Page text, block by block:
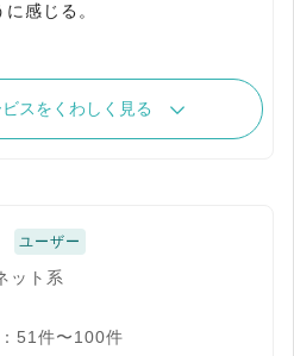
感じる。
スをくわしく見る
ユーザー
ット系
51件〜100件